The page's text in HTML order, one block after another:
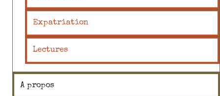
Expatriation
Lectures
A propos